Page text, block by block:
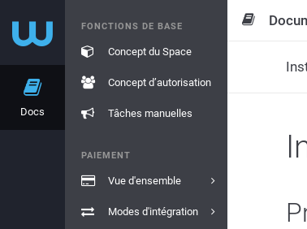
Docs
FONCTIONS DE BASE
Concept du Space
Concept d’autorisation
Tâches manuelles
PAIEMENT
Vue d'ensemble
Modes d'intégration